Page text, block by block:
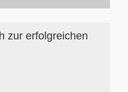
zur erfolgreichen